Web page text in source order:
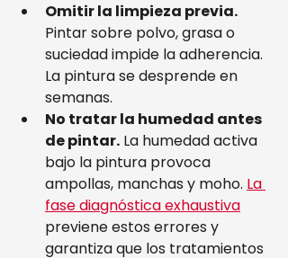
Omitir la limpieza previa.
Pintar sobre polvo, grasa o
suciedad impide la adherencia.
La pintura se desprende en
semanas.
No tratar la humedad antes
de pintar. La humedad activa
bajo la pintura provoca
ampollas, manchas y moho. La
fase diagnóstica exhaustiva
previene estos errores y
garantiza que los tratamientos